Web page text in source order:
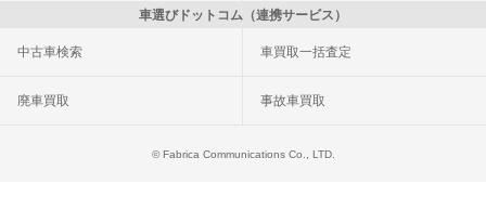
車選びドットコム（連携サービス）
中古車検索 車買取一括査定
廃車買取 事故車買取
© Fabrica Communications Co., LTD.